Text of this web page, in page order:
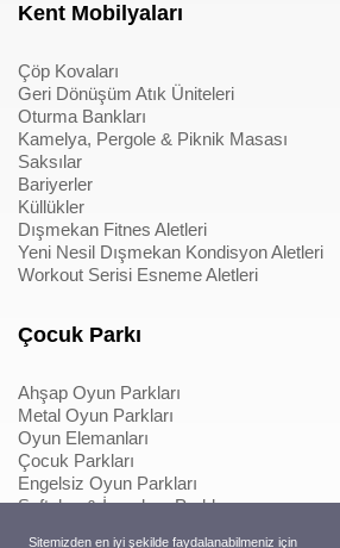
Sitemizden en iyi şekilde faydalanabilmeniz için
Kent Mobilyaları
Çöp Kovaları
Geri Dönüşüm Atık Üniteleri
Oturma Bankları
Kamelya, Pergole & Piknik Masası
Saksılar
Bariyerler
Küllükler
Dışmekan Fitnes Aletleri
Yeni Nesil Dışmekan Kondisyon Aletleri
Workout Serisi Esneme Aletleri
Çocuk Parkı
Ahşap Oyun Parkları
Metal Oyun Parkları
Oyun Elemanları
Çocuk Parkları
Engelsiz Oyun Parkları
Softplay & İçmekan Parkları